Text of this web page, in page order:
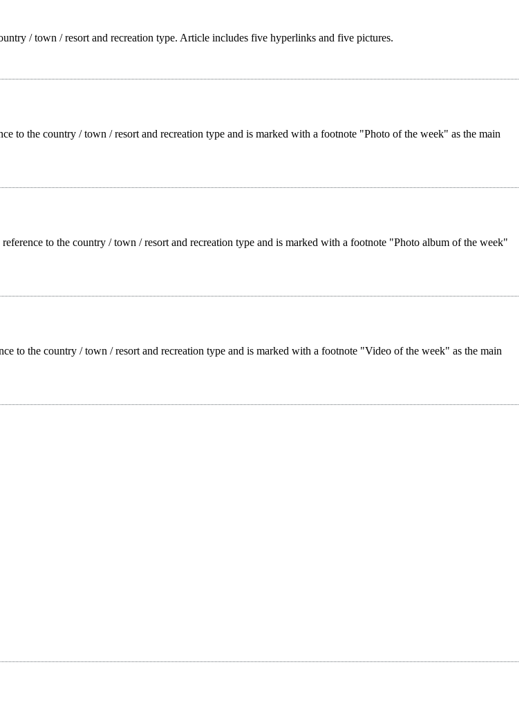
/ town / resort and recreation type. Article includes five hyperlinks and five pictures.
to the country / town / resort and recreation type and is marked with a footnote "Photo of the week" as the main
to the country / town / resort and recreation type and is marked with a footnote "Photo album of the week"
to the country / town / resort and recreation type and is marked with a footnote "Video of the week" as the main